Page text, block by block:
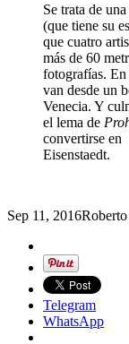
Se trata de
(que tiene su
que cuatro
más de 60
fotografías. En
van desde un
Venecia. Y
el lema de
convertirse
Eisenstaedt.
Sep 11, 2016
Telegram
WhatsApp